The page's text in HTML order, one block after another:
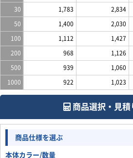
30 1,783 2,834
50 1,400 2,030
100 1,112 1,427
200 968 1,126
500 939 1,060
1000 922 1,023
商品選択・見積
商品仕様を選ぶ
本体カラー/数量